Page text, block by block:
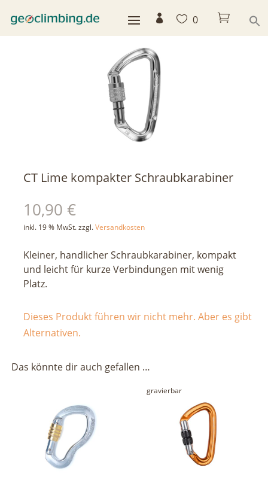
  0 
< zurück
CT Lime kompakter Schraubkarabiner
10,90 €
inkl. 19 % MwSt. zzgl.Versandkosten
Kleiner, handlicher Schraubkarabiner, kompakt
und leicht für kurze Verbindungen mit wenig
Platz.
Dieses Produkt führen wir nicht mehr. Aber es gibt
Alternativen.
Das könnte dir auch gefallen …
gravierbar